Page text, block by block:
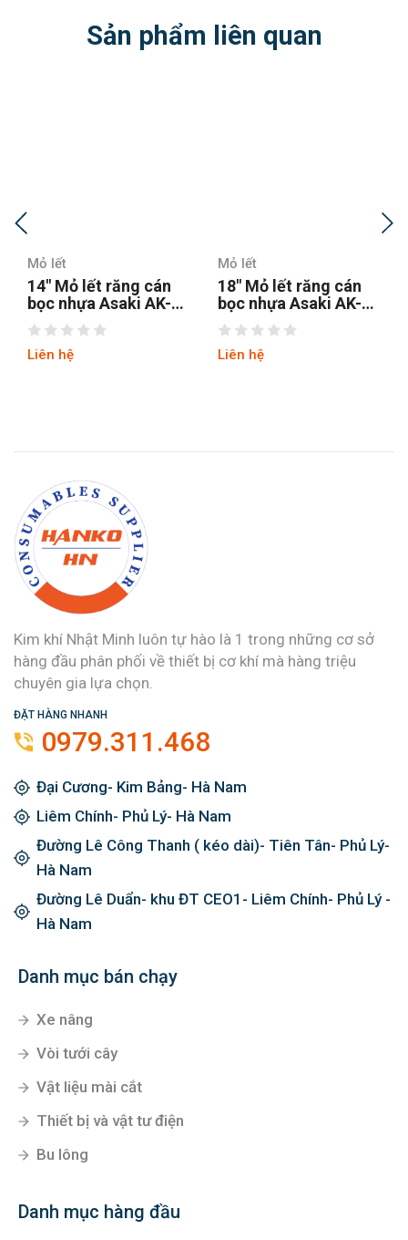
Sản phẩm liên quan
Mỏ lết
18″ Mỏ lết răng cán
bọc nhựa Asaki AK-
635
Liên hệ
Mỏ lết
24″ Mỏ lết răng cán
bọc nhựa Asaki AK-
636
Liên hệ
Kim khí Nhật Minh luôn tự hào là 1 trong những cơ sở
hàng đầu phân phối về thiết bị cơ khí mà hàng triệu
chuyên gia lựa chọn.
ĐẶT HÀNG NHANH
0979.311.468
Đại Cương- Kim Bảng- Hà Nam
Liêm Chính- Phủ Lý- Hà Nam
Đường Lê Công Thanh ( kéo dài)- Tiên Tân- Phủ Lý-
Hà Nam
Đường Lê Duẩn- khu ĐT CEO1- Liêm Chính- Phủ Lý -
Hà Nam
Danh mục bán chạy
Xe nâng
Vòi tưới cây
Vật liệu mài cắt
Thiết bị và vật tư điện
Bu lông
Danh mục hàng đầu